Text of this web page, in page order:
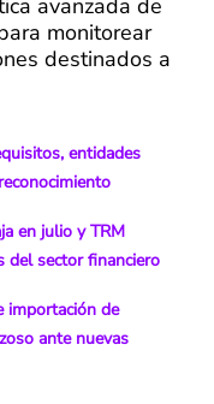
avanzada de
monitorear
destinados a
entidades
en julio y TRM
del sector financiero
importación de
ante nuevas